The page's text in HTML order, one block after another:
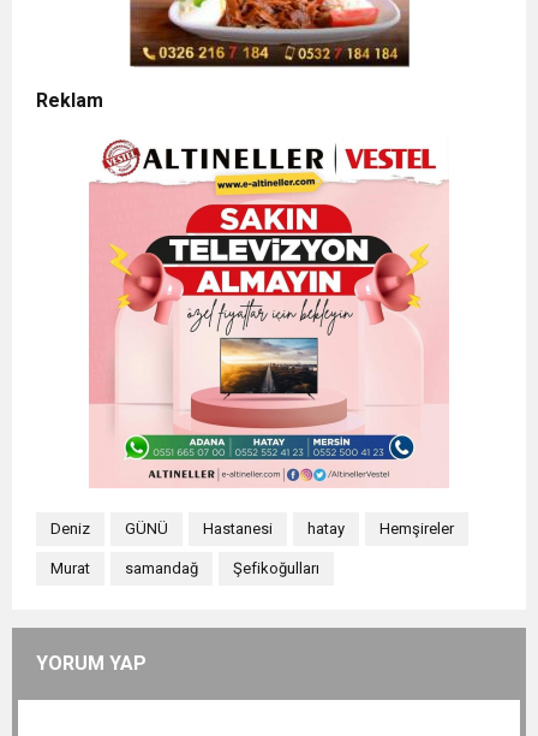
Reklam
Deniz GÜNÜ Hastanesi hatay Hemşireler
Murat samandağ Şefikoğulları
YORUM YAP